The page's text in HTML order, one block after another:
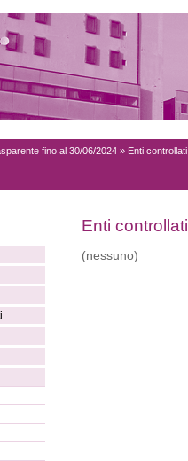
fino al 30/06/2024 » Enti controllati
Enti controllati
(nessuno)